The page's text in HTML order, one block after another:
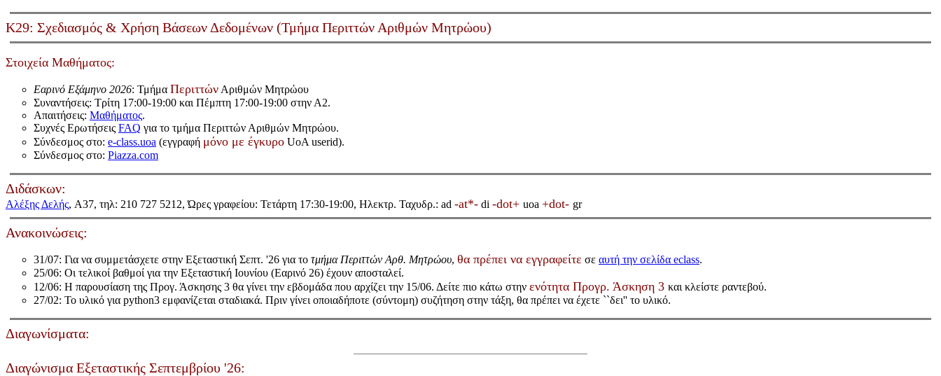
Κ29: Σχεδιασμός & Χρήση Βάσεων Δεδομένων (Τμήμα Περιττών Αριθμών Μητρώου)
Στοιχεία Μαθήματος:
Εαρινό Εξάμηνο 2026: Τμήμα Περιττών Αριθμών Μητρώου
Συναντήσεις: Τρίτη 17:00-19:00 και Πέμπτη 17:00-19:00 στην Α2.
Απαιτήσεις: Μαθήματος.
Συχνές Ερωτήσεις FAQ για το τμήμα Περιττών Αριθμών Μητρώου.
Σύνδεσμος στο: e-class.uoa (εγγραφή μόνο με έγκυρο UoA userid).
Σύνδεσμος στο: Piazza.com
Διδάσκων:
Αλέξης Δελής, A37, τηλ: 210 727 5212, Ώρες γραφείου: Τετάρτη 17:30-19:00, Ηλεκτρ. Ταχυδρ.: ad -at*- di -dot+ uoa +dot- gr
Ανακοινώσεις:
31/07: Για να συμμετάσχετε στην Εξεταστική Σεπτ. '26 για το τμήμα Περιττών Αρθ. Μητρώου, θα πρέπει να εγγραφείτε σε αυτή την σελίδα eclass.
25/06: Οι τελικοί βαθμοί για την Εξεταστική Ιουνίου (Εαρινό 26) έχουν αποσταλεί.
12/06: Η παρουσίαση της Προγ. Άσκησης 3 θα γίνει την εβδομάδα που αρχίζει την 15/06. Δείτε πιο κάτω στην ενότητα Προγρ. Άσκηση 3 και κλείστε ραντεβού.
27/02: Το υλικό για python3 εμφανίζεται σταδιακά. Πριν γίνει οποιαδήποτε (σύντομη) συζήτηση στην τάξη, θα πρέπει να έχετε ``δει'' το υλικό.
Διαγωνίσματα:
Διαγώνισμα Εξεταστικής Σεπτεμβρίου '26: